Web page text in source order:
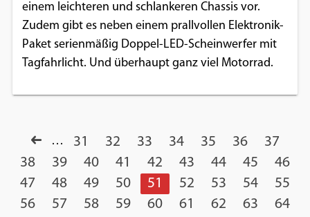
einem leichteren und schlankeren Chassis vor.
Zudem gibt es neben einem prallvollen Elektronik-
Paket serienmäßig Doppel-LED-Scheinwerfer mit
Tagfahrlicht. Und überhaupt ganz viel Motorrad.
… 31 32 33 34 35 36
37
38
39 40 41 42 43 44 45
46
47
48 49 50 51 52 53 54
55
56
57 58 59 60 61 62 63
64